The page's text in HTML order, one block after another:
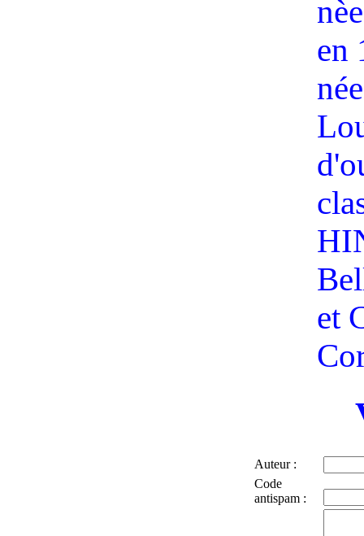
en
et
Auteur :
Code
antispam :